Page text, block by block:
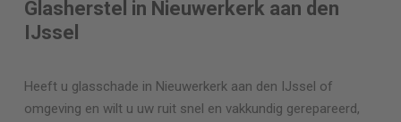
Glasherstel in Nieuwerkerk aan den
IJssel
Heeft u glasschade in Nieuwerkerk aan den IJssel of
omgeving en wilt u uw ruit snel en vakkundig gerepareerd,